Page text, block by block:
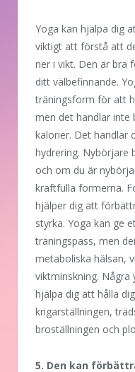
Yoga kan hjälpa dig
viktigt att förstå att
ner i vikt. Den är bra
ditt välbefinnande.
träningsform för att
men det handlar
kalorier. Det handlar
hydrering. Nybörjare
och om du är
kraftfulla formerna.
hjälper dig att
styrka. Yoga kan ge
träningspass, men
metaboliska hälsan,
viktminskning.
hjälpa dig att hålla
krigarställningen,
broställningen och
5. Den kan